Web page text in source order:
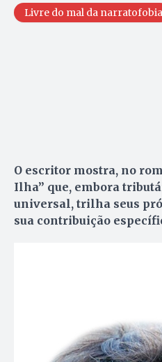
Livre do mal da narratofobia
O escritor mostra, no
Ilha” que, embora
universal, trilha seus
sua contribuição